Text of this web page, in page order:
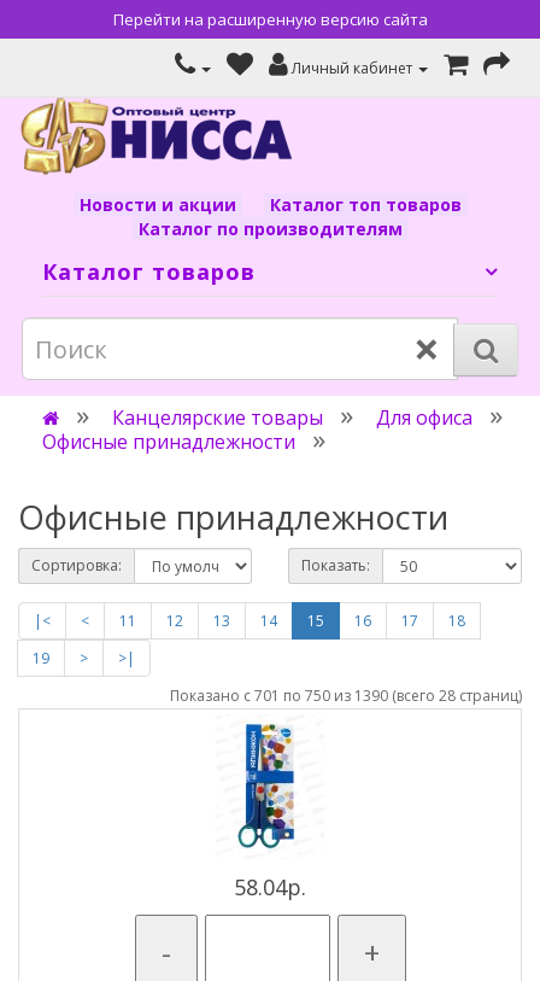
Перейти на расширенную версию сайта
Личный кабинет
Новости и акции
Каталог топ товаров
Каталог по производителям
Каталог товаров
×
Канцелярские товары
Для офиса
Офисные принадлежности
Офисные принадлежности
Сортировка: Показать:
|< < 11 12 13 14 15 16 17
18
19
>
>|
Показано с 701 по 750 из 1390 (всего 28 страниц)
58.04р.
- +